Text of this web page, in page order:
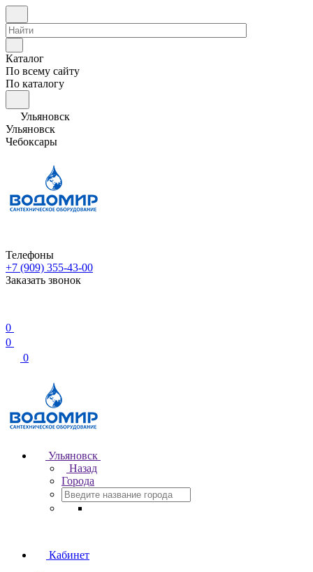
Каталог
По всему сайту
По каталогу
Ульяновск
Ульяновск
Чебоксары
Телефоны
+7 (909) 355-43-00
Заказать звонок
0
0
0
Ульяновск
Назад
Города
Кабинет